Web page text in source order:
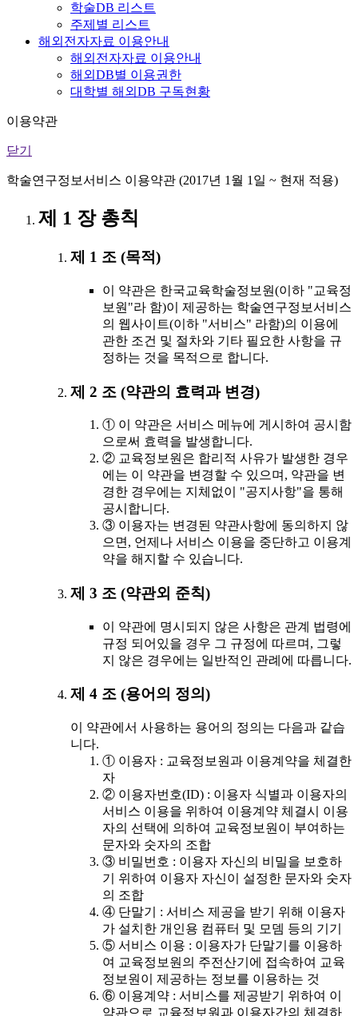
학술DB 리스트
주제별 리스트
해외전자자료 이용안내
해외전자자료 이용안내
해외DB별 이용권한
대학별 해외DB 구독현황
이용약관
닫기
학술연구정보서비스 이용약관 (2017년 1월 1일 ~ 현재 적용)
제 1 장 총칙
제 1 조 (목적)
이 약관은 한국교육학술정보원(이하 "교육정
보원"라 함)이 제공하는 학술연구정보서비스
의 웹사이트(이하 "서비스" 라함)의 이용에
관한 조건 및 절차와 기타 필요한 사항을 규
정하는 것을 목적으로 합니다.
제 2 조 (약관의 효력과 변경)
① 이 약관은 서비스 메뉴에 게시하여 공시함
으로써 효력을 발생합니다.
② 교육정보원은 합리적 사유가 발생한 경우
에는 이 약관을 변경할 수 있으며, 약관을 변
경한 경우에는 지체없이 "공지사항"을 통해
공시합니다.
③ 이용자는 변경된 약관사항에 동의하지 않
으면, 언제나 서비스 이용을 중단하고 이용계
약을 해지할 수 있습니다.
제 3 조 (약관외 준칙)
이 약관에 명시되지 않은 사항은 관계 법령에
규정 되어있을 경우 그 규정에 따르며, 그렇
지 않은 경우에는 일반적인 관례에 따릅니다.
제 4 조 (용어의 정의)
이 약관에서 사용하는 용어의 정의는 다음과 같습
니다.
① 이용자 : 교육정보원과 이용계약을 체결한
자
② 이용자번호(ID) : 이용자 식별과 이용자의
서비스 이용을 위하여 이용계약 체결시 이용
자의 선택에 의하여 교육정보원이 부여하는
문자와 숫자의 조합
③ 비밀번호 : 이용자 자신의 비밀을 보호하
기 위하여 이용자 자신이 설정한 문자와 숫자
의 조합
④ 단말기 : 서비스 제공을 받기 위해 이용자
가 설치한 개인용 컴퓨터 및 모뎀 등의 기기
⑤ 서비스 이용 : 이용자가 단말기를 이용하
여 교육정보원의 주전산기에 접속하여 교육
정보원이 제공하는 정보를 이용하는 것
⑥ 이용계약 : 서비스를 제공받기 위하여 이
약관으로 교육정보원과 이용자간의 체결하